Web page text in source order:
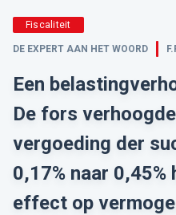
Fiscaliteit
DE EXPERT AAN HET WOORD
Een
De fors
vergoeding der
0,17% naar
effect op